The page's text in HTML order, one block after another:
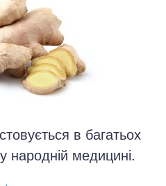
в багатьох
народній медицині.